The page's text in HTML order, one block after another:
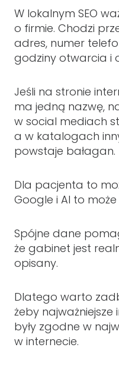
W lokalnym SEO
o firmie. Chodzi
adres, numer
godziny otwarcia i
Jeśli na stronie
ma jedną nazwę,
w social mediach
a w katalogach
powstaje bałagan.
Dla pacjenta to
Google i AI to
Spójne dane
że gabinet jest
opisany.
Dlatego warto
żeby
były zgodne w
w internecie.